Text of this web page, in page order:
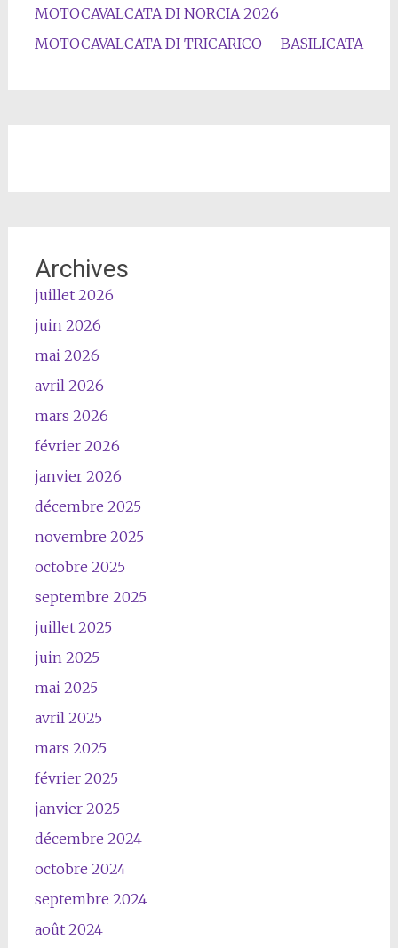
MOTOCAVALCATA DI NORCIA 2026
MOTOCAVALCATA DI TRICARICO – BASILICATA
Archives
juillet 2026
juin 2026
mai 2026
avril 2026
mars 2026
février 2026
janvier 2026
décembre 2025
novembre 2025
octobre 2025
septembre 2025
juillet 2025
juin 2025
mai 2025
avril 2025
mars 2025
février 2025
janvier 2025
décembre 2024
octobre 2024
septembre 2024
août 2024